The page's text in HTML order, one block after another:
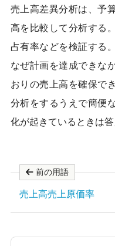
売上高差異分析は、予
高を比較して分析する
占有率などを検証する
なぜ計画を達成できな
おりの売上高を確保で
分析をするうえで簡便
化が起きているときは
前の用語
売上高売上原価率